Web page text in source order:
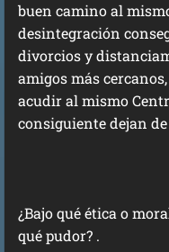
buen camino al
desintegración
divorcios y
amigos más
acudir al mismo
consiguiente dejan
¿Bajo qué ética o
qué pudor? .